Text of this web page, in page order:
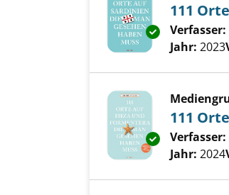
Exemplar-
111
Verfasser:
Jahr: 2023
Exemplar-
111
Verfasser:
Jahr: 2024